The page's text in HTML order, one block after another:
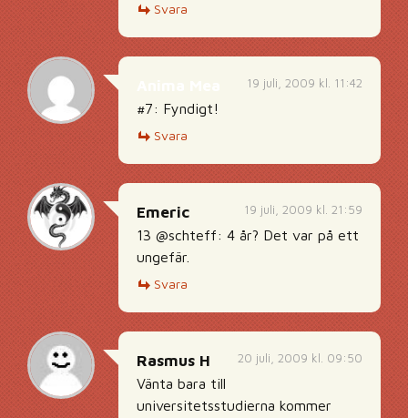
Svara
19 juli, 2009 kl. 11:42
#7: Fyndigt!
Svara
19 juli, 2009 kl. 21:59
Emeric
13 @schteff: 4 år? Det var på ett
ungefär.
Svara
20 juli, 2009 kl. 09:50
Rasmus H
Vänta bara till
universitetsstudierna kommer